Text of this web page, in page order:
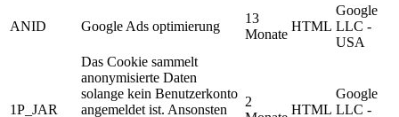
ANID Google Ads optimierung
13
Monate
HTML
Google
LLC -
USA
1P_JAR
Das Cookie sammelt
anonymisierte Daten
solange kein Benutzerkonto
angemeldet ist. Ansonsten
2
HTML
Google
LLC -